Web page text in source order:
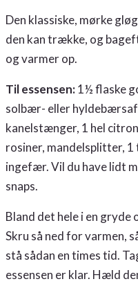
Den klassiske, mørke
den kan trække, og
og varmer op.
Til essensen:1½ flaske
solbær- eller
kanelstænger, 1 hel
rosiner, mandelsplitter,
ingefær. Vil du have lidt
snaps.
Bland det hele i en
Skru så ned for varmen,
stå sådan en times tid.
essensen er klar. Hæld